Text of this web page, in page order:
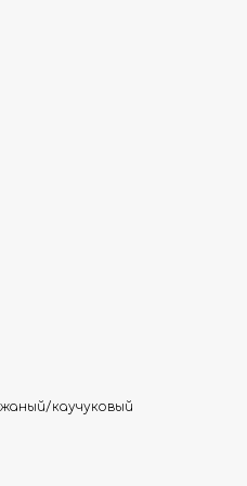
каучуковый